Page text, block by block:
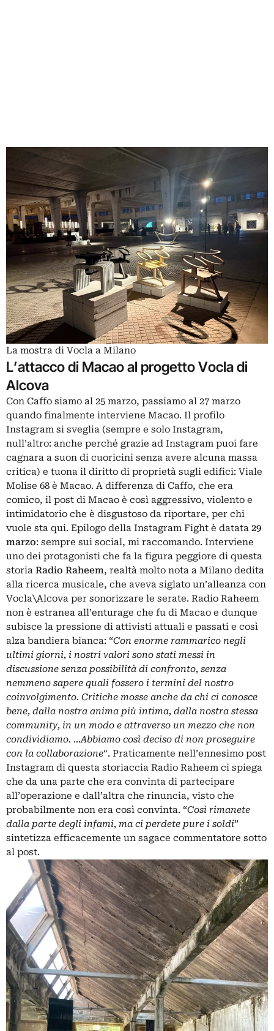
La mostra di Vocla a Milano
L’attacco di Macao al progetto Vocla di
Alcova
Con Caffo siamo al 25 marzo, passiamo al 27 marzo
quando finalmente interviene Macao. Il profilo
Instagram si sveglia (sempre e solo Instagram,
null’altro: anche perché grazie ad Instagram puoi fare
cagnara a suon di cuoricini senza avere alcuna massa
critica) e tuona il diritto di proprietà sugli edifici: Viale
Molise 68 è Macao. A differenza di Caffo, che era
comico, il post di Macao è così aggressivo, violento e
intimidatorio che è disgustoso da riportare, per chi
vuole sta qui. Epilogo della Instagram Fight è datata 29
marzo: sempre sui social, mi raccomando. Interviene
uno dei protagonisti che fa la figura peggiore di questa
storia Radio Raheem, realtà molto nota a Milano dedita
alla ricerca musicale, che aveva siglato un’alleanza con
Vocla\Alcova per sonorizzare le serate. Radio Raheem
non è estranea all’enturage che fu di Macao e dunque
subisce la pressione di attivisti attuali e passati e così
alza bandiera bianca: “Con enorme rammarico negli
ultimi giorni, i nostri valori sono stati messi in
discussione senza possibilità di confronto, senza
nemmeno sapere quali fossero i termini del nostro
coinvolgimento. Critiche mosse anche da chi ci conosce
bene, dalla nostra anima più intima, dalla nostra stessa
community, in un modo e attraverso un mezzo che non
condividiamo. …Abbiamo così deciso di non proseguire
con la collaborazione“. Praticamente nell’ennesimo post
Instagram di questa storiaccia Radio Raheem ci spiega
che da una parte che era convinta di partecipare
all’operazione e dall’altra che rinuncia, visto che
probabilmente non era così convinta. “Così rimanete
dalla parte degli infami, ma ci perdete pure i soldi”
sintetizza efficacemente un sagace commentatore sotto
al post.